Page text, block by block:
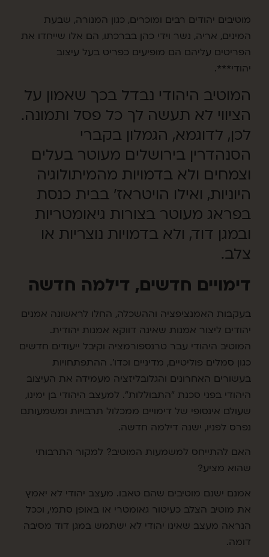
מוטיבים יהודים רבים ומוכרים, כגון המנורה, שבעת
המינים, אריה, נשר וידי כהן בברכתו, הם אלו שייחדו את
הפריטים עליהם הם מופיעים כפריט בעל עיצוב
יהודי***.
המוטיב היהודי נבדל בכך שאמון על
הציווי לא תעשה לך כל פסל ותמונה.
לכן, לדוגמא, הגמלון בקברי
הסנהדרין בירושלים מעוטר בעלים
וצמחים ולא בדמויות מהמיתולוגיה
היוניות, ואילו הויטראז' בבית כנסת
בפראג מעוטר בצורות גיאומטריות
ובמגן דוד, ולא בדמויות נוצריות או
צלב.
דימויים חדשים, דילמה חדשה
בעקבות האמנציפציה וההשכלה, החלו לראשונה אמנים
יהודים ליצור אמנות שאינה דווקא אמנות יהודית.
המוטיב היהודי עבר טרנספורמציה וקיבל ייעודים חדשים
כגון סמלים פוליטיים, מדיניים וכדו'. ההתפתחויות
בעשורים האחרונים והגלובליזציה מעמידה את העיצוב
היהודי בפני סכנת "התבוללות". למעצב היהודי בן ימינו,
שעולם אינסופי של דימויים ממכלול תרבויות ומשמעותם
נפרס לפניו, ישנה דילמה חדשה.
האם להתייחס למשמעות המוטיב? למקור התרבותי
שהוא מציע?
אמנם ישנם מוטיבים שהם טאבו. מעצב יהודי לא יאמץ
את מוטיב הצלב כעיטור גאומטרי או באופן סתמי, וככל
הנראה מעצב שאינו יהודי לא ישתמש במגן דוד מסיבה
דומה.